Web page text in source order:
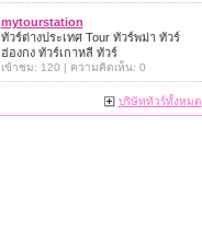
mytourstation
ทัวร์ต่างประเทศ Tour ทัวร์พม่า ทัวร์
ฮ่องกง ทัวร์เกาหลี ทัวร์
เข้าชม: 120 | ความคิดเห็น: 0
บริษัททัวร์ทั้งหมด